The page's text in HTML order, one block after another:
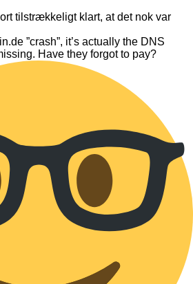
tilstrækkeligt klart, at det nok var
”crash”, it’s actually the DNS
Have they forgot to pay?